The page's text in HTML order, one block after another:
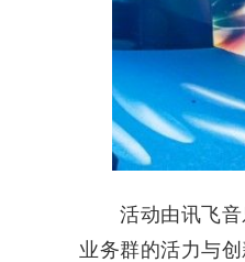
活动由讯飞音乐
业务群的活力与创